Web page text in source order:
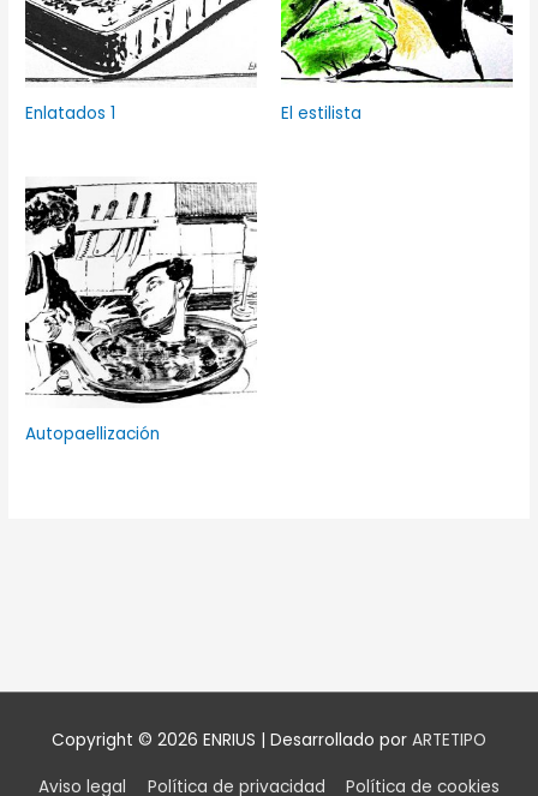
Enlatados 1 El estilista
Autopaellización
Copyright © 2026 ENRIUS | Desarrollado por ARTETIPO
Aviso legal Política de privacidad Política de cookies